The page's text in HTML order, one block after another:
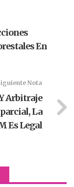
En
Nota
Arbitraje
La
Es Legal